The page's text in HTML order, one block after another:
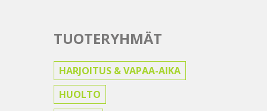
TUOTERYHMÄT
HARJOITUS & VAPAA-AIKA
HUOLTO